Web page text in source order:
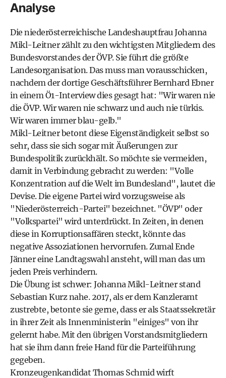
Analyse
Die niederösterreichische Landeshauptfrau Johanna
Mikl-Leitner zählt zu den wichtigsten Mitgliedern des
Bundesvorstandes derÖVP. Sie führt die größte
Landesorganisation. Das muss man vorausschicken,
nachdem der dortige Geschäftsführer Bernhard Ebner
in einem Ö1-Interview dies gesagt hat: "Wir waren nie
die ÖVP. Wir waren nie schwarz und auch nie türkis.
Wir waren immer blau-gelb."
Mikl-Leitner betont diese Eigenständigkeit selbst so
sehr, dass sie sich sogar mit Äußerungen zur
Bundespolitik zurückhält. So möchte sie vermeiden,
damit in Verbindung gebracht zu werden: "Volle
Konzentration auf die Welt im Bundesland", lautet die
Devise. Die eigene Partei wird vorzugsweise als
"Niederösterreich-Partei" bezeichnet. "ÖVP" oder
"Volkspartei" wird unterdrückt. In Zeiten, in denen
diese in Korruptionsaffären steckt, könnte das
negative Assoziationen hervorrufen. Zumal Ende
Jänner eine Landtagswahl ansteht, will man das um
jeden Preis verhindern.
Die Übung ist schwer: Johanna Mikl-Leitner stand
Sebastian Kurznahe. 2017, als er dem Kanzleramt
zustrebte, betonte sie gerne, dass er als Staatssekretär
in ihrer Zeit als Innenministerin "einiges" von ihr
gelernt habe. Mit den übrigen Vorstandsmitgliedern
hat sie ihm dann freie Hand für die Parteiführung
gegeben.
Kronzeugenkandidat Thomas Schmidwirft